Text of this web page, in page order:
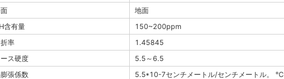
地面
含有量
150~200ppm
率
1.45845
ス硬度
5.5～6.5
張係数
5.5*10-7センチメートル/センチメートル。 ℃